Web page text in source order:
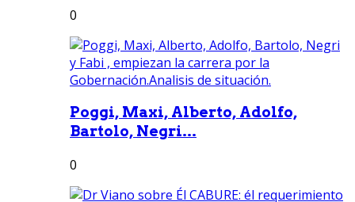
0
Poggi, Maxi, Alberto, Adolfo,
Bartolo, Negri...
0